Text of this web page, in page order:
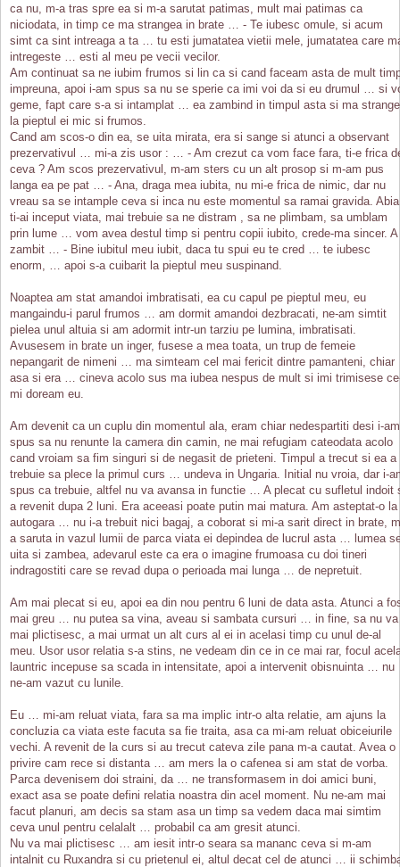
ca nu, m-a tras spre ea si m-a sarutat patimas, mult mai patimas ca
niciodata, in timp ce ma strangea in brate … - Te iubesc omule, si acum
simt ca sint intreaga a ta … tu esti jumatatea vietii mele, jumatatea care
intregeste … esti al meu pe vecii vecilor.
Am continuat sa ne iubim frumos si lin ca si cand faceam asta de mult
impreuna, apoi i-am spus sa nu se sperie ca imi voi da si eu drumul … si
geme, fapt care s-a si intamplat … ea zambind in timpul asta si ma
la pieptul ei mic si frumos.
Cand am scos-o din ea, se uita mirata, era si sange si atunci a observant
prezervativul … mi-a zis usor : … - Am crezut ca vom face fara, ti-e frica
ceva ? Am scos prezervativul, m-am sters cu un alt prosop si m-am pus
langa ea pe pat … - Ana, draga mea iubita, nu mi-e frica de nimic, dar nu
vreau sa se intample ceva si inca nu este momentul sa ramai gravida. Abia
ti-ai inceput viata, mai trebuie sa ne distram , sa ne plimbam, sa umblam
prin lume … vom avea destul timp si pentru copii iubito, crede-ma sincer. A
zambit … - Bine iubitul meu iubit, daca tu spui eu te cred … te iubesc
enorm, … apoi s-a cuibarit la pieptul meu suspinand.
Noaptea am stat amandoi imbratisati, ea cu capul pe pieptul meu, eu
mangaindu-i parul frumos … am dormit amandoi dezbracati, ne-am simtit
pielea unul altuia si am adormit intr-un tarziu pe lumina, imbratisati.
Avusesem in brate un inger, fusese a mea toata, un trup de femeie
nepangarit de nimeni … ma simteam cel mai fericit dintre pamanteni, chiar
asa si era … cineva acolo sus ma iubea nespus de mult si imi trimisese
mi doream eu.
Am devenit ca un cuplu din momentul ala, eram chiar nedespartiti desi i-am
spus sa nu renunte la camera din camin, ne mai refugiam cateodata acolo
cand vroiam sa fim singuri si de negasit de prieteni. Timpul a trecut si ea a
trebuie sa plece la primul curs … undeva in Ungaria. Initial nu vroia, dar i-
spus ca trebuie, altfel nu va avansa in functie … A plecat cu sufletul indoit
a revenit dupa 2 luni. Era aceeasi poate putin mai matura. Am asteptat-o la
autogara … nu i-a trebuit nici bagaj, a coborat si mi-a sarit direct in brate,
a saruta in vazul lumii de parca viata ei depindea de lucrul asta … lumea
uita si zambea, adevarul este ca era o imagine frumoasa cu doi tineri
indragostiti care se revad dupa o perioada mai lunga … de nepretuit.
Am mai plecat si eu, apoi ea din nou pentru 6 luni de data asta. Atunci a
mai greu … nu putea sa vina, aveau si sambata cursuri … in fine, sa nu va
mai plictisesc, a mai urmat un alt curs al ei in acelasi timp cu unul de-al
meu. Usor usor relatia s-a stins, ne vedeam din ce in ce mai rar, focul
launtric incepuse sa scada in intensitate, apoi a intervenit obisnuinta … nu
ne-am vazut cu lunile.
Eu … mi-am reluat viata, fara sa ma implic intr-o alta relatie, am ajuns la
concluzia ca viata este facuta sa fie traita, asa ca mi-am reluat obiceiurile
vechi. A revenit de la curs si au trecut cateva zile pana m-a cautat. Avea o
privire cam rece si distanta … am mers la o cafenea si am stat de vorba.
Parca devenisem doi straini, da … ne transformasem in doi amici buni,
exact asa se poate defini relatia noastra din acel moment. Nu ne-am mai
facut planuri, am decis sa stam asa un timp sa vedem daca mai simtim
ceva unul pentru celalalt … probabil ca am gresit atunci.
Nu va mai plictisesc … am iesit intr-o seara sa mananc ceva si m-am
intalnit cu Ruxandra si cu prietenul ei, altul decat cel de atunci … ii